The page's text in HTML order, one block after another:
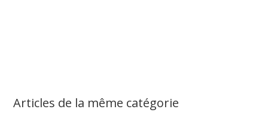
Articles de la même catégorie